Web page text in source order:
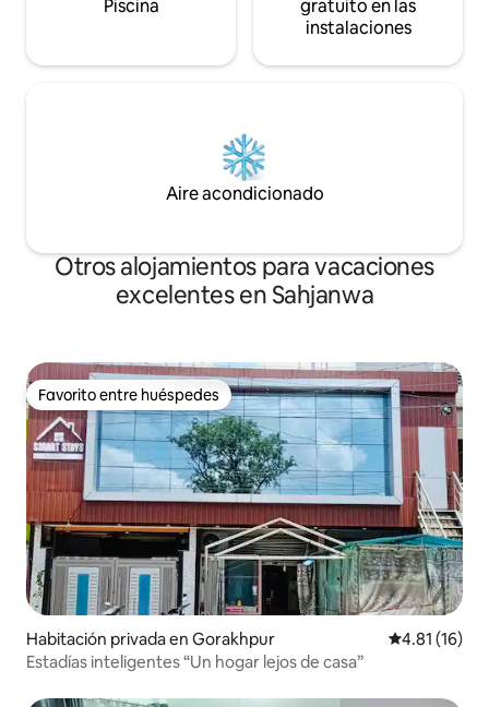
Piscina
gratuito en las
instalaciones
Aire acondicionado
Otros alojamientos para vacaciones
excelentes en Sahjanwa
Favorito entre huéspedes
Favorito entre huéspedes
Habitación privada en Gorakhpur Calificación
4.81 (16)
Estadías inteligentes “Un hogar lejos de casa”